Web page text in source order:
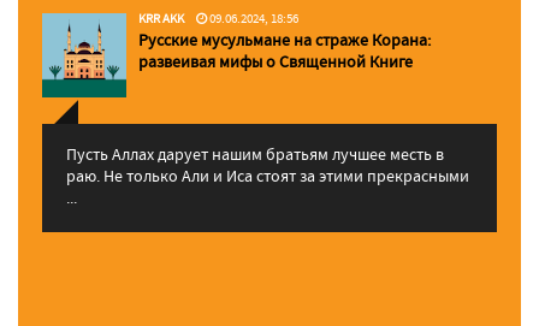
KRR AKK 09.06.2024, 18:56
Русские мусульмане на страже Корана:
pазвеивая мифы о Священной Книге
Пусть Аллах дарует нашим братьям лучшее месть в
раю. Не только Али и Иса стоят за этими прекрасными
...